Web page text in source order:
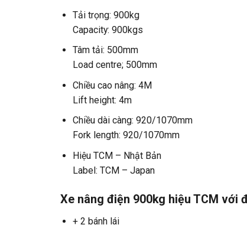
Tải trọng: 900kg
Capacity: 900kgs
Tâm tải: 500mm
Load centre; 500mm
Chiều cao nâng: 4M
Lift height: 4m
Chiều dài càng: 920/1070mm
Fork length: 920/1070mm
Hiệu TCM – Nhật Bản
Label: TCM – Japan
Xe nâng điện 900kg hiệu TCM với
+ 2 bánh lái